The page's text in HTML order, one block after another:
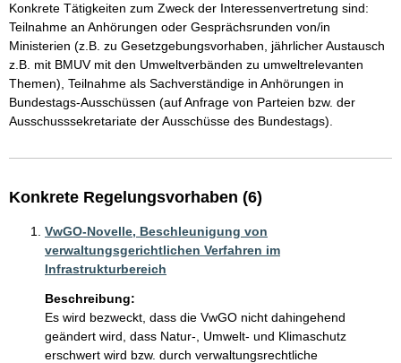
Konkrete Tätigkeiten zum Zweck der Interessenvertretung sind:
Teilnahme an Anhörungen oder Gesprächsrunden von/in
Ministerien (z.B. zu Gesetzgebungsvorhaben, jährlicher Austausch
z.B. mit BMUV mit den Umweltverbänden zu umweltrelevanten
Themen), Teilnahme als Sachverständige in Anhörungen in
Bundestags-Ausschüssen (auf Anfrage von Parteien bzw. der
Ausschusssekretariate der Ausschüsse des Bundestags).
Konkrete Regelungsvorhaben (6)
VwGO-Novelle, Beschleunigung von
verwaltungsgerichtlichen Verfahren im
Infrastrukturbereich
Beschreibung:
Es wird bezweckt, dass die VwGO nicht dahingehend
geändert wird, dass Natur-, Umwelt- und Klimaschutz
erschwert wird bzw. durch verwaltungsrechtliche